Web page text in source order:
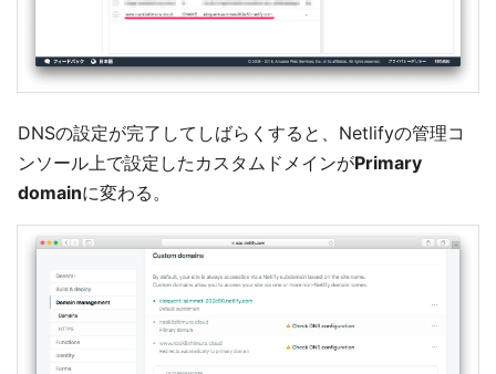
DNSの設定が完了してしばらくすると、Netlifyの管理コ
ンソール上で設定したカスタムドメインがPrimary
domainに変わる。